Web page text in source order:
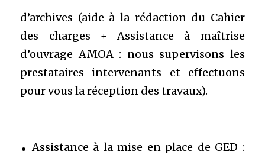
d’archives (aide à la rédaction du Cahier
des charges + Assistance à maîtrise
d’ouvrage AMOA : nous supervisons les
prestataires intervenants et effectuons
pour vous la réception des travaux).
. Assistance à la mise en place de GED :